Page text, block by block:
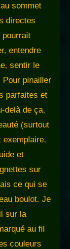
sommet
directes
pourrait
entendre
sentir le
pinailler
parfaites et
delà de ça,
(surtout
exemplaire,
et
sur
ce qui se
boulot. Je
sur la
au fil
couleurs